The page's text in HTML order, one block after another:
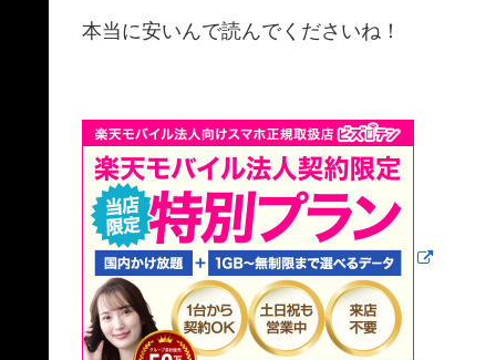
本当に安いんで読んでくださいね！